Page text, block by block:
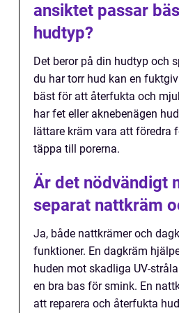
ansiktet passar
hudtyp?
Det beror på din hudtyp och
du har torr hud kan en
bäst för att återfukta och
har fet eller aknebenägen
lättare kräm vara att föredra
täppa till porerna.
Är det nödvändigt
separat nattkräm
Ja, både nattkrämer och
funktioner. En dagkräm
huden mot skadliga UV-
en bra bas för smink. En
att reparera och återfukta